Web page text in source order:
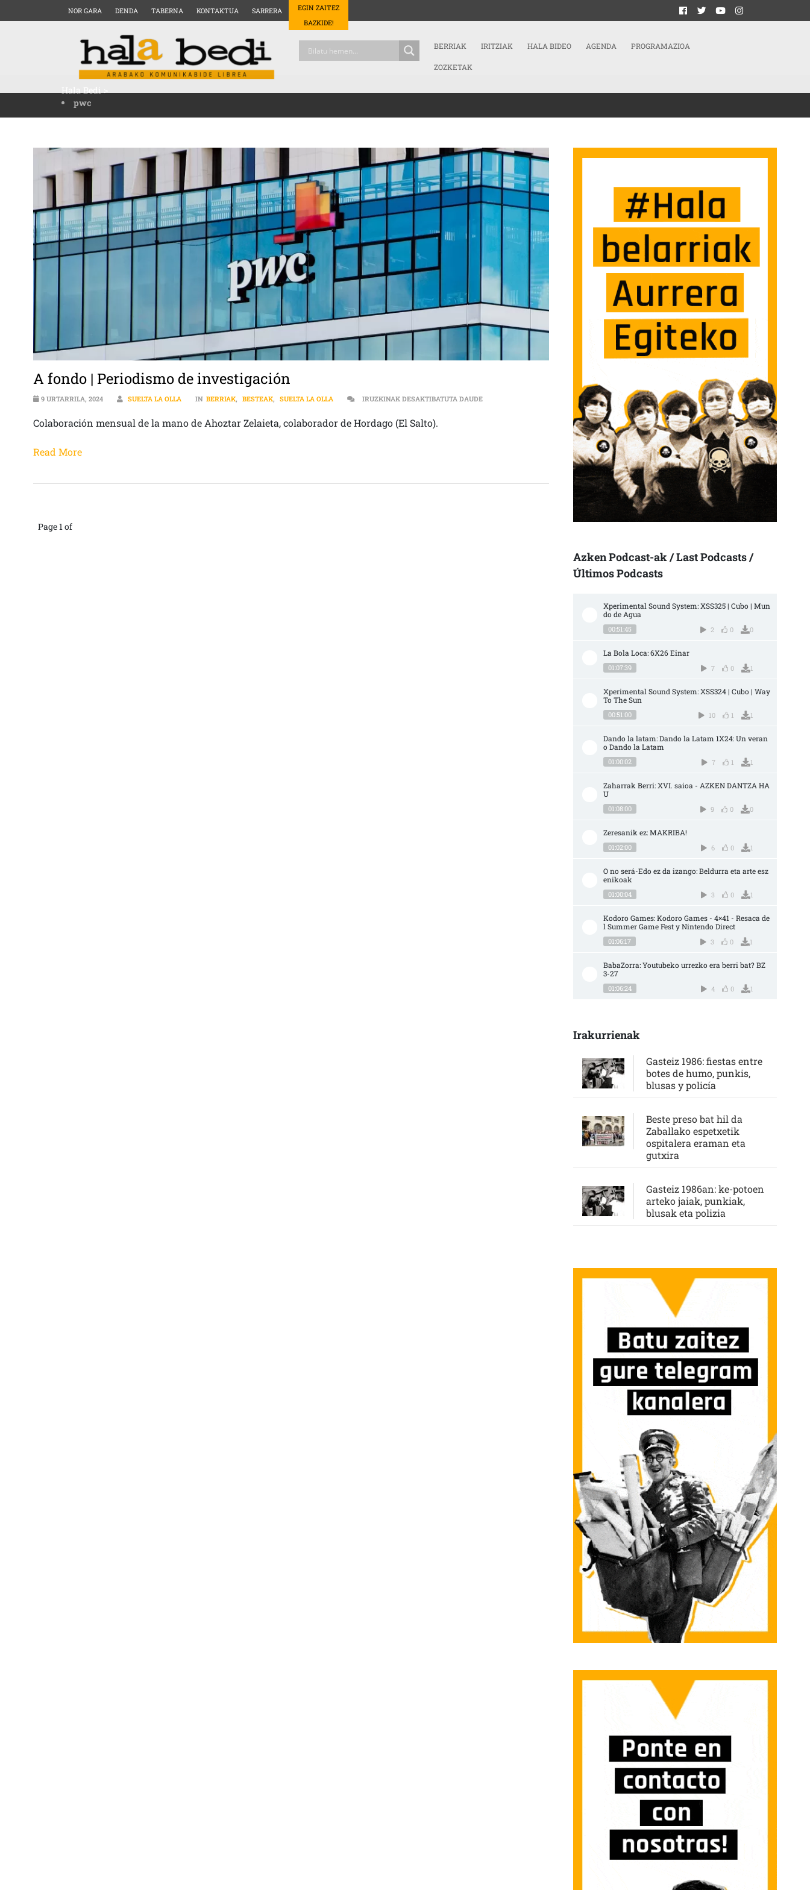
NOR GARA DENDA TABERNA KONTAKTUA SARRERA
EGIN ZAITEZ
BAZKIDE!
BERRIAK IRITZIAK HALA BIDEO AGENDA PROGRAMAZIOA
ZOZKETAK
Hala Bedi>
pwc
A fondo | Periodismo de investigación
9 URTARRILA, 2024 SUELTA LA OLLA IN BERRIAK, BESTEAK, SUELTA LA OLLA IRUZKINAK DESAKTIBATUTA DAUDEA FONDO | PERIODISMO DE INVESTIGACIÓN SARRERAN
Colaboración mensual de la mano de Ahoztar Zelaieta, colaborador de Hordago (El Salto).
Read More
Page 1 of
Azken Podcast-ak / Last Podcasts /
Últimos Podcasts
Xperimental Sound System: XSS325 | Cubo | Mun
do de Agua
00:51:45 2 0 0
La Bola Loca: 6X26 Einar
01:07:39 7 0 1
Xperimental Sound System: XSS324 | Cubo | Way
To The Sun
00:51:00 10 1 1
Dando la latam: Dando la Latam 1X24: Un veran
o Dando la Latam
01:00:02 7 1 1
Zaharrak Berri: XVI. saioa - AZKEN DANTZA HA
U
01:08:00 9 0 0
Zeresanik ez: MAKRIBA!
01:02:00 6 0 1
O no será-Edo ez da izango: Beldurra eta arte esz
enikoak
01:00:04 3 0 1
Kodoro Games: Kodoro Games - 4×41 - Resaca de
l Summer Game Fest y Nintendo Direct
01:06:17 3 0 1
BabaZorra: Youtubeko urrezko era berri bat? BZ
3-27
01:06:24 4 0 1
Irakurrienak
Gasteiz 1986: fiestas entre
botes de humo, punkis,
blusas y policía
Beste preso bat hil da
Zaballako espetxetik
ospitalera eraman eta
gutxira
Gasteiz 1986an: ke-potoen
arteko jaiak, punkiak,
blusak eta polizia